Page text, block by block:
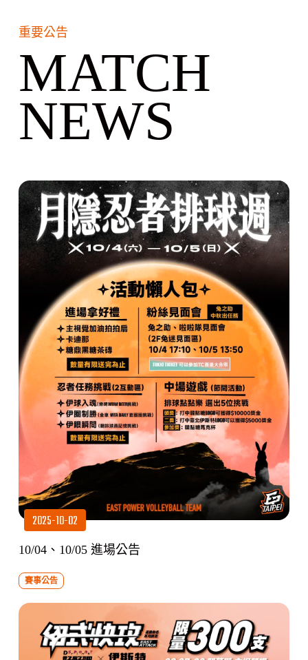
重要公告
MATCH
NEWS
2025-10-02
10/04、10/05 進場公告
賽事公告